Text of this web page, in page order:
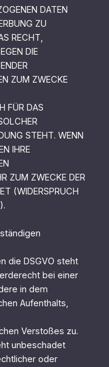
DATEN
ZU
RECHT,
DIE
ZUM ZWECKE
FÜR DAS
STEHT. WENN
IHRE
ZUM ZWECKE DER
(WIDERSPRUCH
die DSGVO steht
bei einer
in dem
Aufenthalts,
Verstoßes zu.
unbeschadet
oder